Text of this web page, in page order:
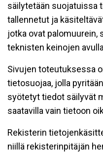
säilytetään suojatuissa
tallennetut ja
jotka ovat palomuurein,
teknisten keinojen
Sivujen toteutuksessa
tietosuojaa, jolla
syötetyt tiedot säilyvät
saatavilla vain tietoon
Rekisterin
niillä rekisterinpitäjän